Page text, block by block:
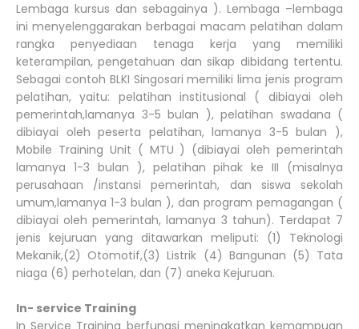
Lembaga kursus dan sebagainya ). Lembaga –lembaga
ini menyelenggarakan berbagai macam pelatihan dalam
rangka penyediaan tenaga kerja yang memiliki
keterampilan, pengetahuan dan sikap dibidang tertentu.
Sebagai contoh BLKI Singosari memiliki lima jenis program
pelatihan, yaitu: pelatihan institusional ( dibiayai oleh
pemerintah,lamanya 3-5 bulan ), pelatihan swadana (
dibiayai oleh peserta pelatihan, lamanya 3-5 bulan ),
Mobile Training Unit ( MTU ) (dibiayai oleh pemerintah
lamanya 1-3 bulan ), pelatihan pihak ke III (misalnya
perusahaan /instansi pemerintah, dan siswa sekolah
umum,lamanya 1-3 bulan ), dan program pemagangan (
dibiayai oleh pemerintah, lamanya 3 tahun). Terdapat 7
jenis kejuruan yang ditawarkan meliputi: (1) Teknologi
Mekanik,(2) Otomotif,(3) Listrik (4) Bangunan (5) Tata
niaga (6) perhotelan, dan (7) aneka Kejuruan.
In- service Training
In Service Training berfungsi meningkatkan kemampuan